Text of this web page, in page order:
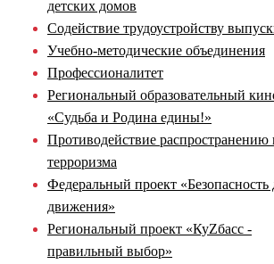
детских домов
Содействие трудоустройству
Учебно-методические объединения
Профессионалитет
Региональный образовательный
«Судьба и Родина едины!»
Противодействие распространению
терроризма
Федеральный проект
движения»
Региональный проект «КуZбасс -
правильный выбор»